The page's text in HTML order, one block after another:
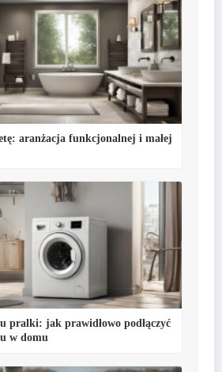
aranżacja funkcjonalnej i małej
pralki: jak prawidłowo podłączyć
w domu